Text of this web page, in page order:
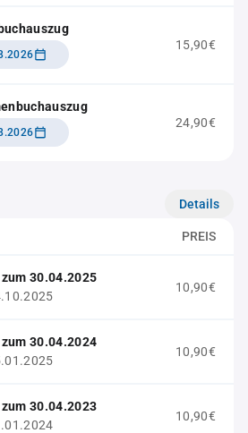
15,90€
24,90€
Details
PREIS
30.04.2025
10,90€
30.04.2024
10,90€
30.04.2023
10,90€